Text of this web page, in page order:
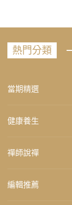
熱門分類
當期精選
健康養生
禪師說禪
編輯推薦